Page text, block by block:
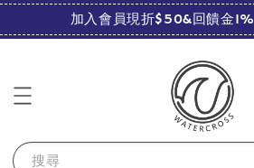
加入會員現折$50&回饋金1%
搜尋